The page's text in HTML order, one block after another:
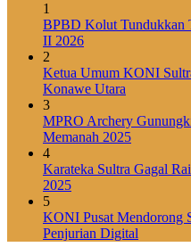
1
BPBD Kolut Tundukkan
II 2026
2
Ketua Umum KONI
Konawe Utara
3
MPRO Archery
Memanah 2025
4
Karateka Sultra Gagal
2025
5
KONI Pusat Mendorong
Penjurian Digital